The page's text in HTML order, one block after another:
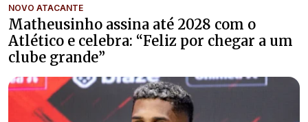
NOVO ATACANTE
Matheusinho assina até 2028 com o
Atlético e celebra: “Feliz por chegar a um
clube grande”